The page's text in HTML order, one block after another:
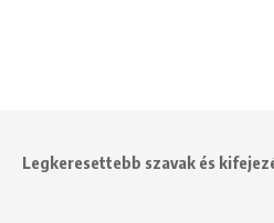
Legkeresettebb szavak és